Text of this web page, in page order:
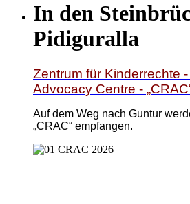
In den
Pidiguralla
Zentrum für Kinderrechte
Advocacy Centre -
Auf dem Weg nach Guntur
„CRAC“ empfangen.